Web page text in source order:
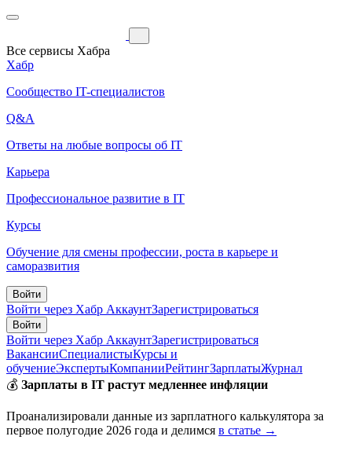
Все сервисы Хабра
Хабр
Сообщество IT-специалистов
Q&A
Ответы на любые вопросы об IT
Карьера
Профессиональное развитие в IT
Курсы
Обучение для смены профессии, роста в карьере и
саморазвития
Войти
Войти через Хабр АккаунтЗарегистрироваться
Войти
Войти через Хабр АккаунтЗарегистрироваться
ВакансииСпециалистыКурсы и
обучениеЭкспертыКомпанииРейтингЗарплатыЖурнал
💰 Зарплаты в IT растут медленнее инфляции
Проанализировали данные из зарплатного калькулятора за
первое полугодие 2026 года и делимся в статье →